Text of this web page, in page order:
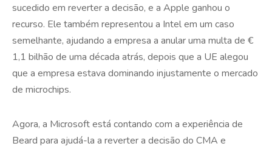
sucedido em reverter a decisão, e a Apple ganhou o
recurso. Ele também representou a Intel em um caso
semelhante, ajudando a empresa a anular uma multa de €
1,1 bilhão de uma década atrás, depois que a UE alegou
que a empresa estava dominando injustamente o mercado
de microchips.
Agora, a Microsoft está contando com a experiência de
Beard para ajudá-la a reverter a decisão do CMA e